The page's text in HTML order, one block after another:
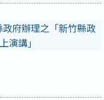
府辦理之「新竹縣政
演講」